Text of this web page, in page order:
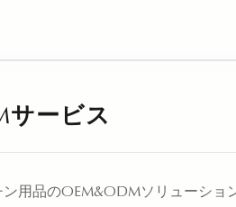
サービス
ン用品のOEM&ODMソリューシ